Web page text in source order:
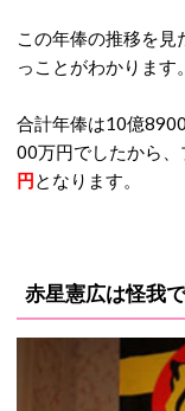
この年俸の推移を見
っことがわかります。
合計年俸は10億
00万円でしたから
円となります。
赤星憲広は怪我